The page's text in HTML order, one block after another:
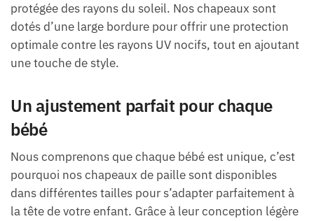
protégée des rayons du soleil. Nos chapeaux sont
dotés d’une large bordure pour offrir une protection
optimale contre les rayons UV nocifs, tout en ajoutant
une touche de style.
Un ajustement parfait pour chaque
bébé
Nous comprenons que chaque bébé est unique, c’est
pourquoi nos chapeaux de paille sont disponibles
dans différentes tailles pour s’adapter parfaitement à
la tête de votre enfant. Grâce à leur conception légère